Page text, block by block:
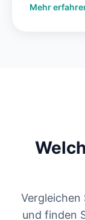
Mehr
Vergleichen
und finden